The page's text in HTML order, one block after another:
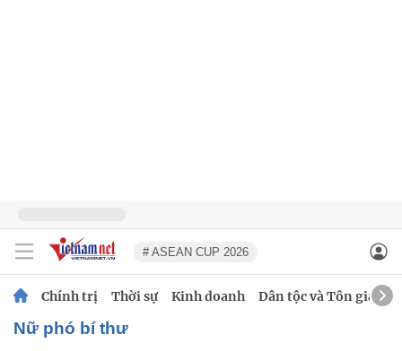
# ASEAN CUP 2026
Chính trị Thời sự Kinh doanh Dân tộc và Tôn giáo
nữ phó bí thư